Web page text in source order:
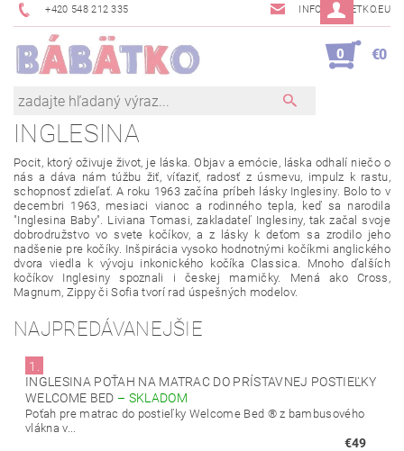
+420 548 212 335 INFO@BABETKO.EU
0 €0
INGLESINA
Pocit, ktorý oživuje život, je láska.Objava emócie, láska odhalí niečo o
nás a dáva nám túžbu žiť, víťaziť, radosť z úsmevu, impulz k rastu,
schopnosť zdieľať. A roku 1963 začína príbeh lásky Inglesiny. Bolo to v
decembri 1963, mesiaci vianoc a rodinného tepla, keď sa narodila
"Inglesina Baby". Liviana Tomasi,zakladateľ Inglesiny, tak začalsvoje
dobrodružstvo vo svete kočíkov, a z lásky k deťom sa zrodilo jeho
nadšenie pre kočíky. Inšpirácia vysoko hodnotnými kočíkmi anglického
dvora viedla k vývoju inkonického kočíka Classica. Mnoho ďalších
kočíkov
Inglesiny spoznali i českej mamičky. Mená ako Cross ,
Magnum, Zippyči Sofia tvorí rad úspešných modelov.
NAJPREDÁVANEJŠIE
1.
INGLESINA POŤAH NA MATRAC DO PRÍSTAVNEJ POSTIEĽKY
WELCOME BED – SKLADOM
Poťah pre matrac do postieľky Welcome Bed ® z bambusového
vlákna v...
€49